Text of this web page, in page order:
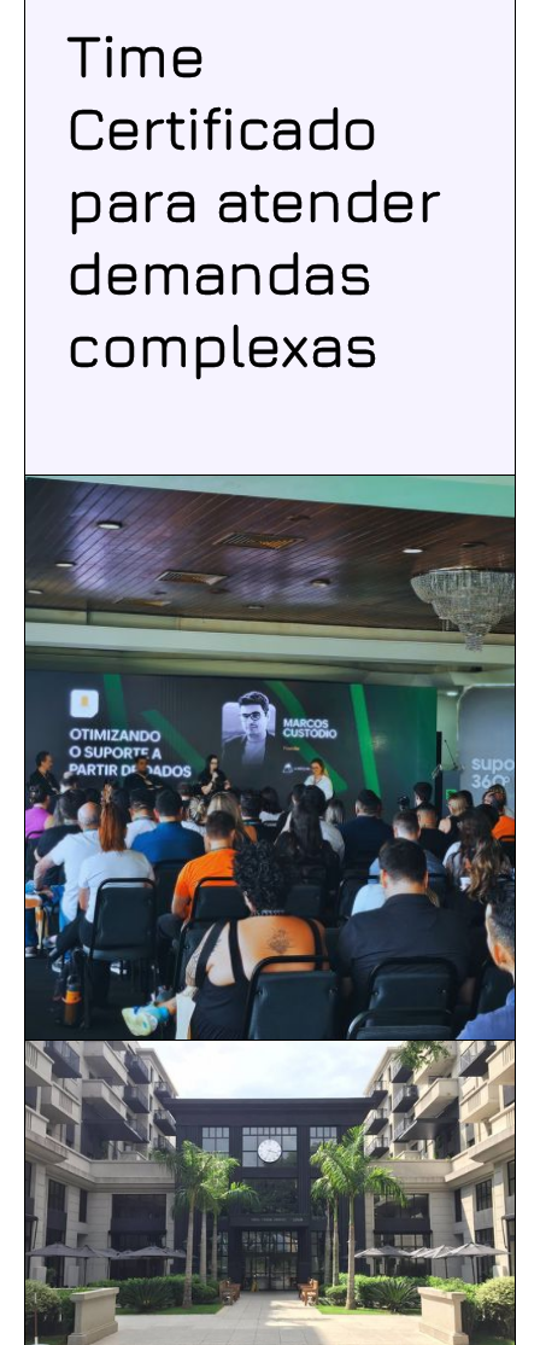
Time
Certificado
para atender
demandas
complexas